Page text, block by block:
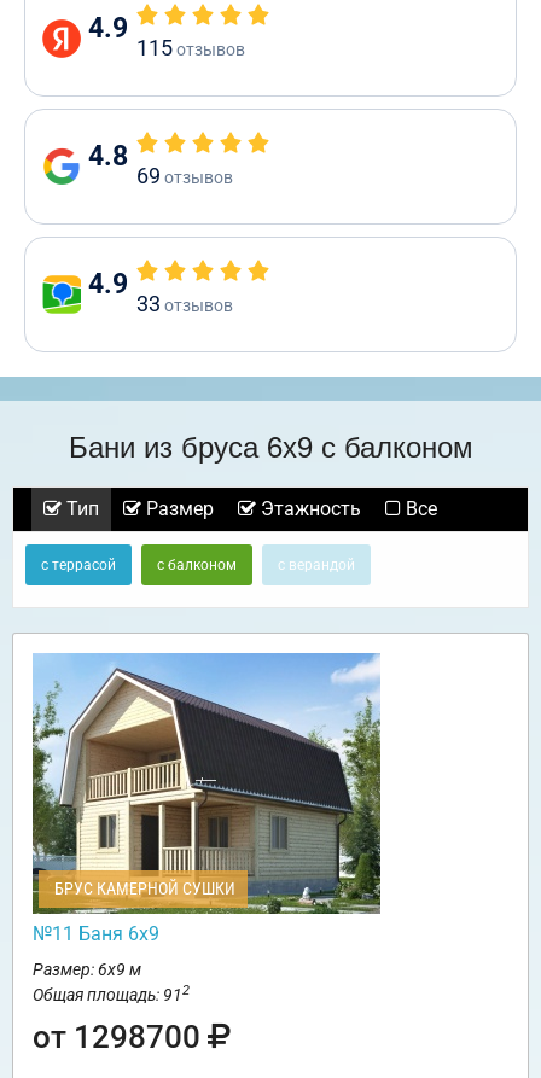
4.9
115отзывов
4.8
69 отзывов
4.9
33 отзывов
Бани из бруса 6х9 с балконом
Тип Размер Этажность Все
с террасой с балконом с верандой
БРУС КАМЕРНОЙ СУШКИ
№11 Баня 6х9
Размер: 6х9 м
Общая площадь: 912
от 1298700